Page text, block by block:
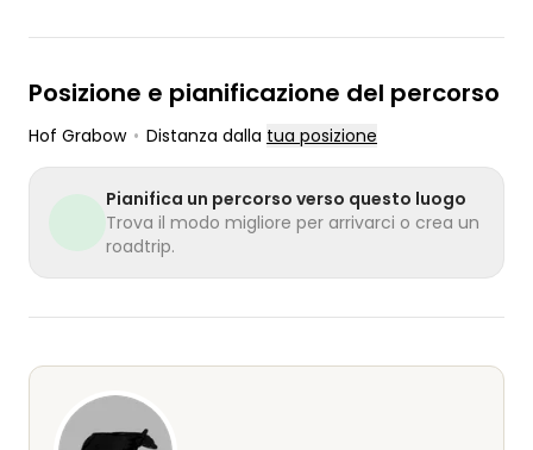
Posizione e pianificazione del percorso
Hof Grabow • Distanza dalla tua posizione
Pianifica un percorso verso questo luogo
Trova il modo migliore per arrivarci o crea un
roadtrip.